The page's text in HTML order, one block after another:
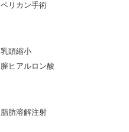
ペリカン手術
乳頭縮小
膣ヒアルロン酸
脂肪溶解注射